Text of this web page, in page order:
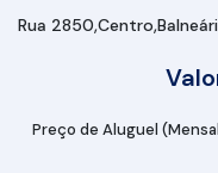
Rua 2850 Centro
Preço de Aluguel